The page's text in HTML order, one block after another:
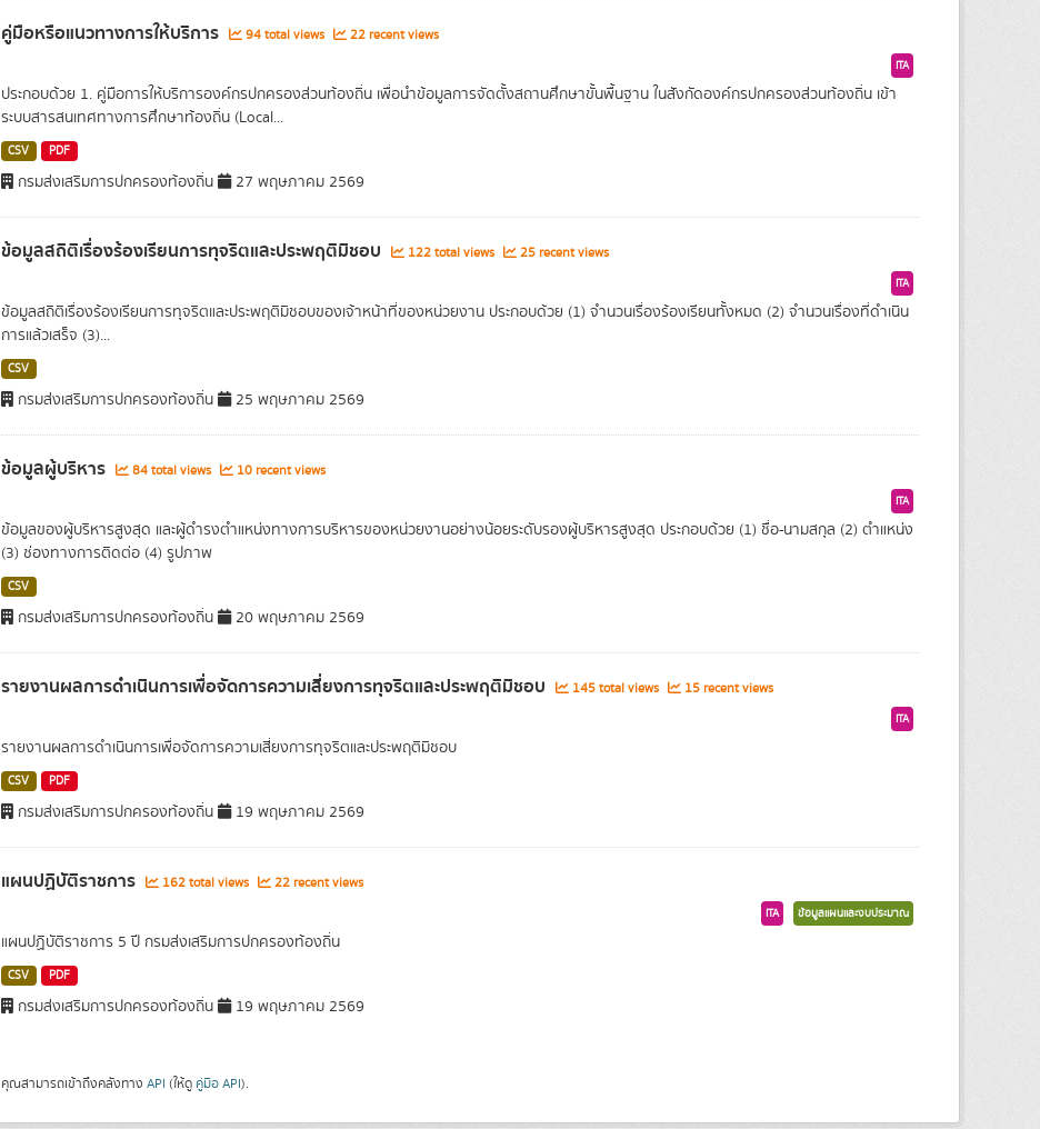
คู่มือหรือแนวทางการให้บริการ 94 total views 22 recent views
ITA
ประกอบด้วย 1. คู่มือการให้บริการองค์กรปกครองส่วนท้องถิ่น เพื่อนำข้อมูลการจัดตั้งสถานศึกษาขั้นพื้นฐาน ในสังกัดองค์กรปกครองส่วนท้องถิ่น เข้า
ระบบสารสนเทศทางการศึกษาท้องถิ่น (Local...
CSV PDF
กรมส่งเสริมการปกครองท้องถิ่น 27 พฤษภาคม 2569
ข้อมูลสถิติเรื่องร้องเรียนการทุจริตและประพฤติมิชอบ 122 total views 25 recent views
ITA
ข้อมูลสถิติเรื่องร้องเรียนการทุจริตและประพฤติมิชอบของเจ้าหน้าที่ของหน่วยงาน ประกอบด้วย (1) จำนวนเรื่องร้องเรียนทั้งหมด (2) จำนวนเรื่องที่ดำเนิน
การแล้วเสร็จ (3)...
CSV
กรมส่งเสริมการปกครองท้องถิ่น 25 พฤษภาคม 2569
ข้อมูลผู้บริหาร 84 total views 10 recent views
ITA
ข้อมูลของผู้บริหารสูงสุด และผู้ดำรงตำแหน่งทางการบริหารของหน่วยงานอย่างน้อยระดับรองผู้บริหารสูงสุด ประกอบด้วย (1) ชื่อ-นามสกุล (2) ตำแหน่ง
(3) ช่องทางการติดต่อ (4) รูปภาพ
CSV
กรมส่งเสริมการปกครองท้องถิ่น 20 พฤษภาคม 2569
รายงานผลการดำเนินการเพื่อจัดการความเสี่ยงการทุจริตและประพฤติมิชอบ 145 total views 15 recent views
ITA
รายงานผลการดำเนินการเพื่อจัดการความเสี่ยงการทุจริตและประพฤติมิชอบ
CSV PDF
กรมส่งเสริมการปกครองท้องถิ่น 19 พฤษภาคม 2569
แผนปฏิบัติราชการ 162 total views 22 recent views
ITA ข้อมูลแผนและงบประมาณ
แผนปฏิบัติราชการ 5 ปี กรมส่งเสริมการปกครองท้องถิ่น
CSV PDF
กรมส่งเสริมการปกครองท้องถิ่น 19 พฤษภาคม 2569
คุณสามารถเข้าถึงคลังทาง API (ให้ดู คู่มือ API).